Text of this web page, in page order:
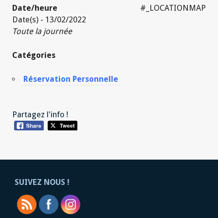
#_LOCATIONMAP
Date/heure
Date(s) - 13/02/2022
Toute la journée
Catégories
Réservation Personnelle
Partagez l'info !
SUIVEZ NOUS !